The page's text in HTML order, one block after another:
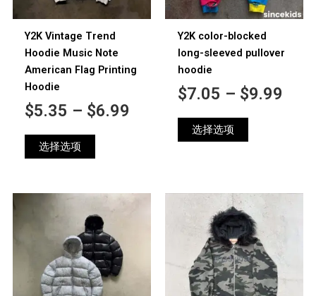
Y2K Vintage Trend
Hoodie Music Note
American Flag Printing
Hoodie
$5.35 – $6.99
$6.99
选择选项
体。
在
产
品
面
择
些
项
Y2K color-blocked
long-sleeved pullover
hoodie
$7.05 – $9.99
选择选项
体。
在
产
页
选
些
选
项
价
格
范
围：
$15.99
产
品
有
多
种
格
本
产
品
有
多
种